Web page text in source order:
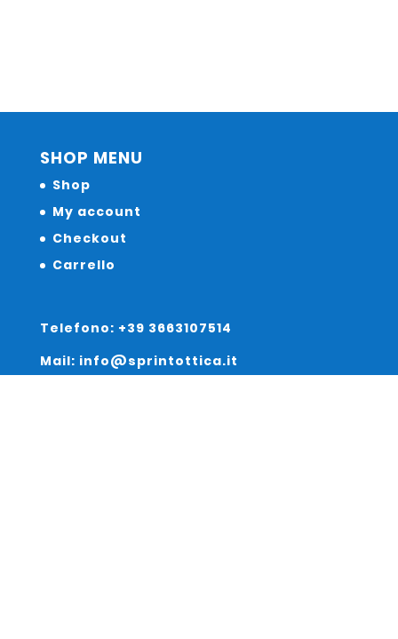
SHOP MENU
Shop
My account
Checkout
Carrello
Telefono: +39 3663107514
Mail: info@sprintottica.it